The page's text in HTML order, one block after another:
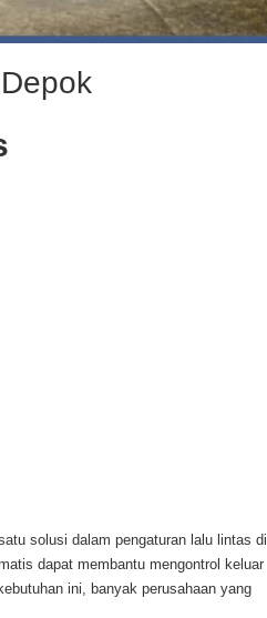
solusi dalam pengaturan lalu lintas di
dapat membantu mengontrol keluar
ini, banyak perusahaan yang